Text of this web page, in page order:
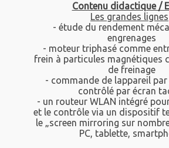
Contenu didactique /
Les grandes lignes
- étude du rendement
engrenages
- moteur triphasé comme
frein à particules magnétiques
de freinage
- commande de lappareil par
contrôlé par écran
- un routeur WLAN intégré
et le contrôle via un dispositif
le „screen mirroring sur
PC, tablette,